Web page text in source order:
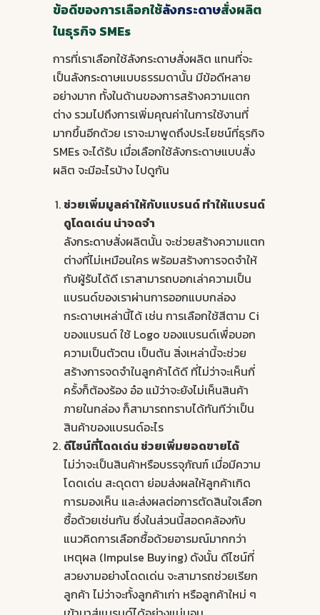
ข้อดีของการเลือกใช้ลังกระดาษสั่งผลิต
ในธุรกิจ SMEs
การที่เราเลือกใช้ลังกระดาษสั่งผลิต แทนที่จะ
เป็นลังกระดาษแบบธรรมดานั้น มีข้อดีหลาย
อย่างมาก ทั้งในด้านของการสร้างความแตก
ต่าง รวมไปถึงการเพิ่มคุณค่าในการใช้งานที่
มากขึ้นอีกด้วย เราจะมาพูดถึงประโยชน์ที่ธุรกิจ
SMEs จะได้รับ เมื่อเลือกใช้ลังกระดาษแบบสั่ง
ผลิต จะมีอะไรบ้าง ไปดูกัน
ช่วยเพิ่มมูลค่าให้กับแบรนด์ ทำให้แบรนด์
ดูโดดเด่น น่าจดจำ
ลังกระดาษสั่งผลิตนั้น จะช่วยสร้างความแตก
ต่างที่ไม่เหมือนใคร พร้อมสร้างการจดจำให้
กับผู้รับได้ดี เราสามารถบอกเล่าความเป็น
แบรนด์ของเราผ่านการออกแบบกล่อง
กระดาษเหล่านี้ได้ เช่น การเลือกใช้สีตาม Ci
ของแบรนด์ ใช้ Logo ของแบรนด์เพื่อบอก
ความเป็นตัวตน เป็นต้น สิ่งเหล่านี้จะช่วย
สร้างการจดจำในลูกค้าได้ดี ที่ไม่ว่าจะเห็นกี่
ครั้งก็ต้องร้อง อ๋อ แม้ว่าจะยังไม่เห็นสินค้า
ภายในกล่อง ก็สามารถทราบได้ทันทีว่าเป็น
สินค้าของแบรนด์อะไร
ดีไซน์ที่โดดเด่น ช่วยเพิ่มยอดขายได้
ไม่ว่าจะเป็นสินค้าหรือบรรจุภัณฑ์ เมื่อมีความ
โดดเด่น สะดุดตา ย่อมส่งผลให้ลูกค้าเกิด
การมองเห็น และส่งผลต่อการตัดสินใจเลือก
ซื้อด้วยเช่นกัน ซึ่งในส่วนนี้สอดคล้องกับ
แนวคิดการเลือกซื้อด้วยอารมณ์มากกว่า
เหตุผล (Impulse Buying) ดังนั้น ดีไซน์ที่
สวยงามอย่างโดดเด่น จะสามารถช่วยเรียก
ลูกค้า ไม่ว่าจะทั้งลูกค้าเก่า หรือลูกค้าใหม่ ๆ